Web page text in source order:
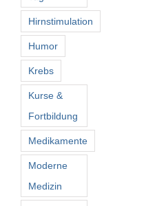
Hirnstimulation
Humor
Krebs
Kurse &
Fortbildung
Medikamente
Moderne
Medizin